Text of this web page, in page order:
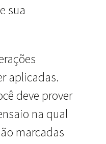
sua
aplicadas.
deve prover
na qual
marcadas